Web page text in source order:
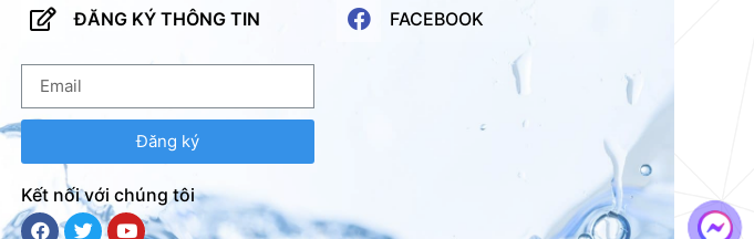
ĐĂNG KÝ THÔNG TIN
Đăng ký
Kết nối với chúng tôi
FACEBOOK